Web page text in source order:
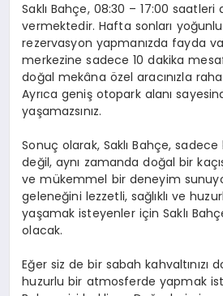
Saklı Bahçe, 08:30 – 17:00 saatleri
vermektedir. Hafta sonları
rezervasyon yapmanızda fayda
merkezine sadece 10 dakika
doğal mekâna özel aracınızla
Ayrıca geniş otopark alanı
yaşamazsınız.
Sonuç olarak, Saklı Bahçe, sadece
değil, aynı zamanda doğal bir
ve mükemmel bir deneyim
geleneğini lezzetli, sağlıklı ve
yaşamak isteyenler için Saklı
olacak.
Eğer siz de bir sabah kahvaltınızı
huzurlu bir atmosferde yapmak